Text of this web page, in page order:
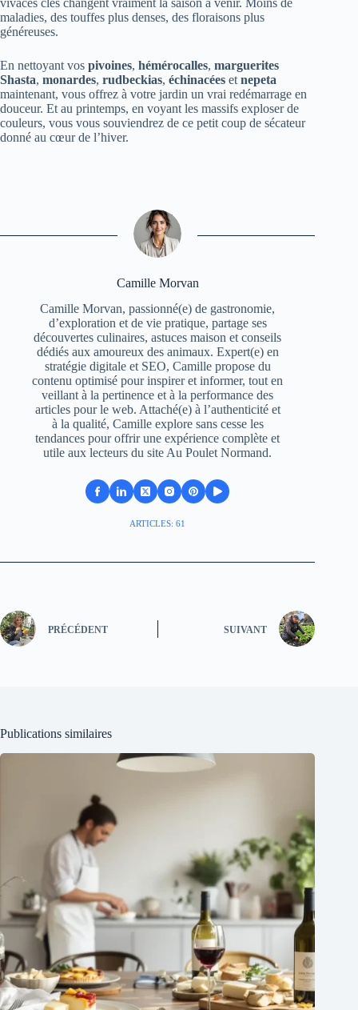
maladies, des touffes plus denses, des floraisons plus
généreuses.
En nettoyant vos pivoines, hémérocalles, marguerites
Shasta, monardes, rudbeckias, échinacées et nepeta
maintenant, vous offrez à votre jardin un vrai redémarrage en
douceur. Et au printemps, en voyant les massifs exploser de
couleurs, vous vous souviendrez de ce petit coup de sécateur
donné au cœur de l’hiver.
Camille Morvan
Camille Morvan, passionné(e) de gastronomie,
d’exploration et de vie pratique, partage ses
découvertes culinaires, astuces maison et conseils
dédiés aux amoureux des animaux. Expert(e) en
stratégie digitale et SEO, Camille propose du
contenu optimisé pour inspirer et informer, tout en
veillant à la pertinence et à la performance des
articles pour le web. Attaché(e) à l’authenticité et
à la qualité, Camille explore sans cesse les
tendances pour offrir une expérience complète et
utile aux lecteurs du site Au Poulet Normand.
ARTICLES: 61
PRÉCÉDENT SUIVANT
Publications similaires